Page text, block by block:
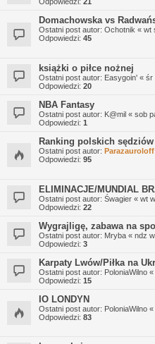
Domachowska vs
Ostatni post autor: Ochotnik « wt
Odpowiedzi: 45
książki o piłce nożnej
Ostatni post autor: Easygoin' « śr
Odpowiedzi: 20
NBA Fantasy
Ostatni post autor: K@mil « sob
Odpowiedzi: 1
Ranking polskich
Ostatni post autor: Parazauroloff
Odpowiedzi: 95
ELIMINACJE/MUNDIAL
Ostatni post autor: Śwagier « wt
Odpowiedzi: 22
Wygrajligę, zabawa na
Ostatni post autor: Mryba « ndz
Odpowiedzi: 3
Karpaty Lwów/Piłka na
Ostatni post autor: PoloniaWilno «
Odpowiedzi: 15
IO LONDYN
Ostatni post autor: PoloniaWilno «
Odpowiedzi: 83